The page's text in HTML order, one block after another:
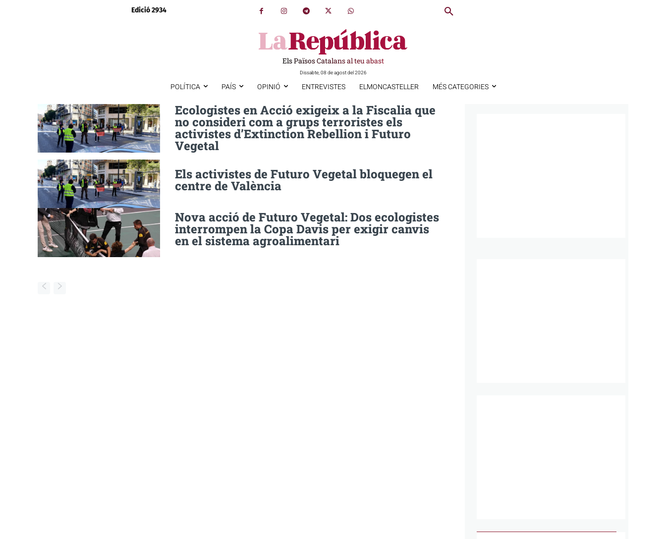
Edició 2934
Els Països Catalans al teu abast
Dissabte, 08 de agost del 2026
POLÍTICA PAÍS OPINIÓ ENTREVISTES ELMONCASTELLER MÉS CATEGORIES
Ecologistes en Acció exigeix a la Fiscalia que
no consideri com a grups terroristes els
activistes d’Extinction Rebellion i Futuro
Vegetal
Els activistes de Futuro Vegetal bloquegen el
centre de València
Nova acció de Futuro Vegetal: Dos ecologistes
interrompen la Copa Davis per exigir canvis
en el sistema agroalimentari